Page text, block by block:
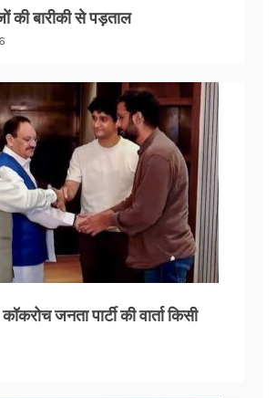
की बारीकी से पड़ताल
जनता पार्टी की वार्ता किसी